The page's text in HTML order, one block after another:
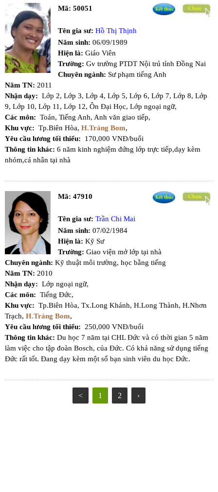
Mã: 50051
Tên gia sư: Hồ Thị Thịnh
Năm sinh: 06/09/1989
Hiện là: Giáo Viên
Trường: Gv trường PTDT Nội trú tỉnh Đồng Nai
Chuyên ngành: Sư phạm tiếng Anh
Năm TN: 2011
Nhận dạy: Lớp 2, Lớp 3, Lớp 4, Lớp 5, Lớp 6, Lớp 7, Lớp 8, Lớp
9, Lớp 10, Lớp 11, Lớp 12, Ôn Đại Học, Lớp ngoại ngữ,
Các môn: Toán, Tiếng Anh, Anh văn giao tiếp,
Khu vực: Tp.Biên Hòa, H.Trảng Bom,
Yêu cầu lương tối thiểu:
170,000 VNĐ/buổi
Thông tin khác: 6 năm kinh nghiệm đứng lớp trực tiếp,dạy kèm
nhóm,cá nhân tại nhà
Mã: 47910
Tên gia sư: Trần Chi Mai
Năm sinh: 07/02/1984
Hiện là: Kỹ Sư
Trường: Giao viện mở lớp tại nhà
Chuyên ngành: Kỹ thuật môi trường, học bằng tiếng
Năm TN: 2010
Nhận dạy: Lớp ngoại ngữ,
Các môn: Tiếng Đức,
Khu vực: Tp.Biên Hòa, Tx.Long Khánh, H.Long Thành, H.Nhơn
Trạch, H.Trảng Bom,
Yêu cầu lương tối thiểu:
250,000 VNĐ/buổi
Thông tin khác: Du học 7 năm tại CHL Đức và có thời gian 5 năm
làm việc cho tập đoàn Bosch, của Đức. Có khả năng sử dụng tiếng
Đức rất tốt. Đang dạy kèm một số bạn sinh viên du học Đức.
< 1 2 ›